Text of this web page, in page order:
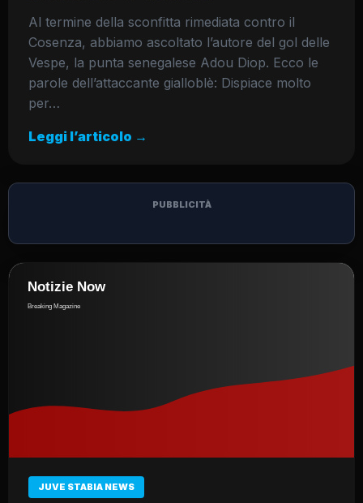
Al termine della sconfitta rimediata contro il
Cosenza, abbiamo ascoltato l’autore del gol delle
Vespe, la punta senegalese Adou Diop. Ecco le
parole dell’attaccante gialloblè: Dispiace molto
per…
Leggi l’articolo →
PUBBLICITÀ
JUVE STABIA NEWS